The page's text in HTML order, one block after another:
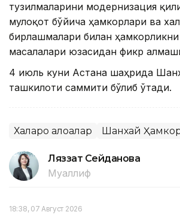
тузилмаларини модернизация
мулоқот бўйича ҳамкорлари ва
бирлашмалари билан
масалалари юзасидан фикр
4 июль куни Астана шаҳрида
ташкилоти саммити бўлиб ўтади.
Халқаро алоқалар Шанхай
Ляззат Сейданова
Муаллиф
18:38, 07 Август 2026